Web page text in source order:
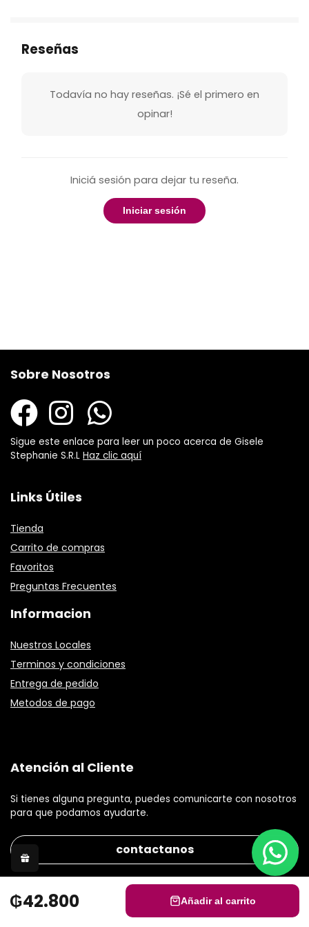
Reseñas
Todavía no hay reseñas. ¡Sé el primero en
opinar!
Iniciá sesión para dejar tu reseña.
Iniciar sesión
Sobre Nosotros
Sigue este enlace para leer un poco acerca de Gisele
Stephanie S.R.L Haz clic aquí
Links Útiles
Tienda
Carrito de compras
Favoritos
Preguntas Frecuentes
Informacion
Nuestros Locales
Terminos y condiciones
Entrega de pedido
Metodos de pago
Atención al Cliente
Si tienes alguna pregunta, puedes comunicarte con nosotros
para que podamos ayudarte.
contactanos
₲42.800 Añadir al carrito